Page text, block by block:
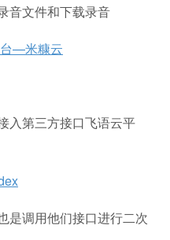
音文件和下载录音
—米糠云
入第三方接口飞语云平
是调用他们接口进行二次